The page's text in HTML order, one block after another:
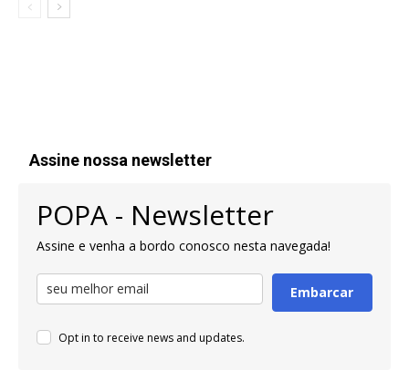
Assine nossa newsletter
POPA - Newsletter
Assine e venha a bordo conosco nesta navegada!
Embarcar
Opt in to receive news and updates.